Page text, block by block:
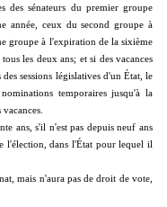
des sénateurs du premier groupe
année, ceux du second groupe à
groupe à l'expiration de la sixième
les deux ans; et si des vacances
sessions législatives d'un État, le
temporaires jusqu'à la
ans, s'il n'est pas depuis neuf ans
l'élection, dans l'État pour lequel il
mais n'aura pas de droit de vote,